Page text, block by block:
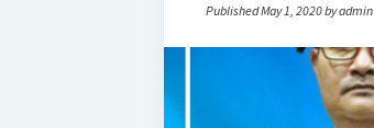
Published May 1, 2020 by admin